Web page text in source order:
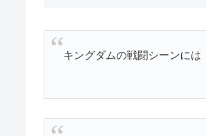
キングダムの戦闘シーンに